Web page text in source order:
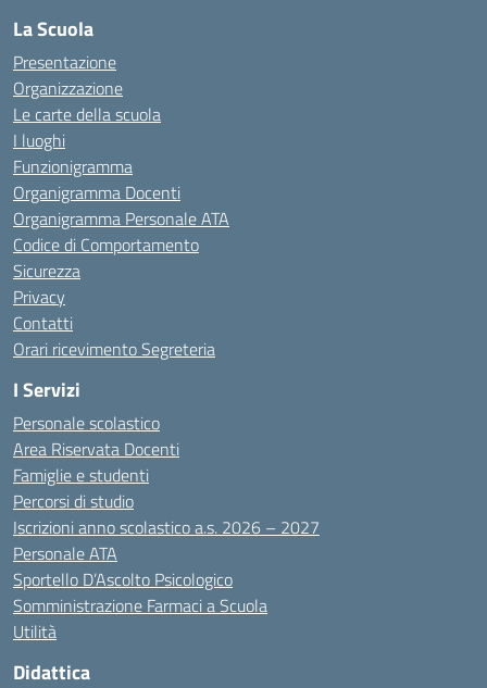
La Scuola
Presentazione
Organizzazione
Le carte della scuola
I luoghi
Funzionigramma
Organigramma Docenti
Organigramma Personale ATA
Codice di Comportamento
Sicurezza
Privacy
Contatti
Orari ricevimento Segreteria
I Servizi
Personale scolastico
Area Riservata Docenti
Famiglie e studenti
Percorsi di studio
Iscrizioni anno scolastico a.s. 2026 – 2027
Personale ATA
Sportello D’Ascolto Psicologico
Somministrazione Farmaci a Scuola
Utilità
Didattica